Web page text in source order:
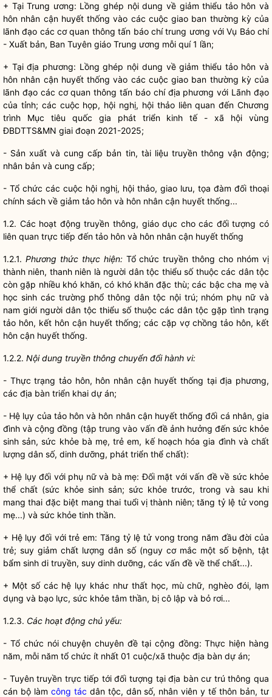
+ Tại Trung ương: Lồng ghép nội dung về giảm thiểu tảo hôn và
hôn nhân cận huyết thống vào các cuộc giao ban thường kỳ của
lãnh đạo các cơ quan thông tấn báo chí trung ương với Vụ Báo chí
- Xuất bản, Ban Tuyên giáo Trung ương mỗi quí 1 lần;
+ Tại địa phương: Lồng ghép nội dung về giảm thiểu tảo hôn và
hôn nhân cận huyết thống vào các cuộc giao ban thường kỳ của
lãnh đạo các cơ quan thông tấn báo chí địa phương với Lãnh đạo
của tỉnh; các cuộc họp, hội nghị, hội thảo liên quan đến Chương
trình Mục tiêu quốc gia phát triển kinh tế - xã hội vùng
ĐBDTTS&MN giai đoạn 2021-2025;
- Sản xuất và cung cấp bản tin, tài liệu truyền thông vận động;
nhân bản và cung cấp;
- Tổ chức các cuộc hội nghị, hội thảo, giao lưu, tọa đàm đối thoại
chính sách về giảm tảo hôn và hôn nhân cận huyết thống...
1.2. Các hoạt động truyền thông, giáo dục cho các đối tượng có
liên quan trực tiếp đến tảo hôn và hôn nhân cận huyết thống
1.2.1. Phương thức thực hiện:Tổ chức truyền thông cho nhóm vị
thành niên, thanh niên là người dân tộc thiểu số thuộc các dân tộc
còn gặp nhiều khó khăn, có khó khăn đặc thù; các bậc cha mẹ và
học sinh các trường phổ thôngdân tộc nội trú; nhóm phụ nữ và
nam giới người dân tộc thiểu số thuộc các dân tộc gặp tình trạng
tảo hôn, kết hôn cận huyết thống; các cặp vợ chồng tảo hôn, kết
hôn cận huyết thống.
1.2.2. Nội dung truyền thông chuyển đổi hành vi:
- Thực trạng tảo hôn, hôn nhân cận huyết thống tại địa phương,
các địa bàn triển khai dự án;
- Hệ lụy của tảo hôn và hôn nhân cận huyết thống đối cá nhân, gia
đình và cộng đồng (tập trung vào vấn đề ảnh hưởng đến sức khỏe
sinh sản, sức khỏe bà mẹ, trẻ em, kế hoạch hóa gia đình và chất
lượng dân số, dinh dưỡng, phát triển thể chất):
+ Hệ lụy đối với phụ nữ và bà mẹ: Đối mặt với vấn đề về sức khỏe
thể chất (sức khỏe sinh sản; sức khỏe trước, trong và sau khi
mang thai đặc biệt mang thai tuổi vị thành niên; tăng tỷ lệ tử vong
mẹ...) và sức khỏe tinh thần.
+ Hệ lụy đối với trẻ em: Tăng tỷ lệ tử vong trong năm đầu đời của
trẻ; suy giảm chất lượng dân số (nguy cơ mắc một số bệnh, tật
bẩm sinh di truyền, suy dinh dưỡng, các vấn đề về thể chất...).
+ Một số các hệ lụy khác như thất học, mù chữ, nghèo đói, lạm
dụng và bạo lực, sức khỏe tâm thần, bị cô lập và bỏ rơi...
1.2.3. Các hoạt động chủ yếu:
- Tổ chức nói chuyện chuyên đề tại cộng đồng: Thực hiện hàng
năm, mỗi năm tổ chức ít nhất 01 cuộc/xã thuộc địa bàn dự án;
- Tuyên truyền trực tiếp tới đối tượng tạiđịa bàncư trú thông qua
cán bộ làm công tác dân tộc, dân số, nhân viên y tế thôn bản, tư